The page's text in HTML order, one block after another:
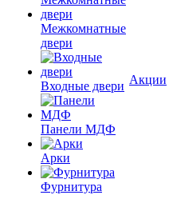
Межкомнатные
двери
Входные двери
Панели МДФ
Арки
Фурнитура
Акции